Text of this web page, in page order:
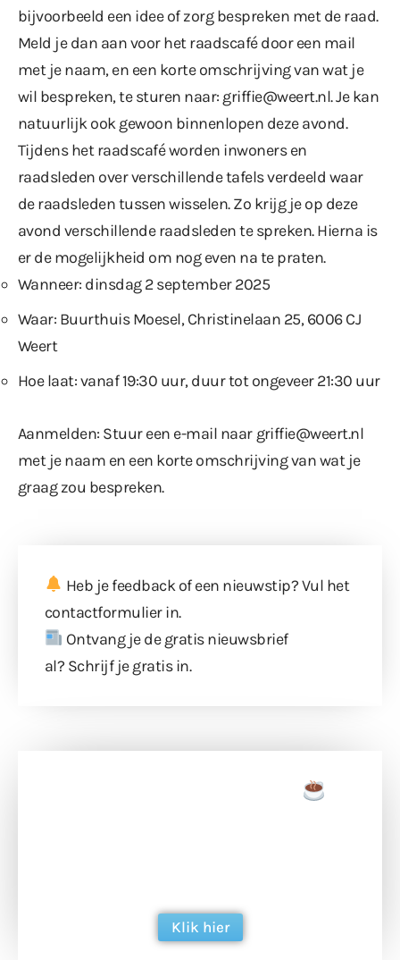
bijvoorbeeld een idee of zorg bespreken met de raad.
Meld je dan aan voor het raadscafé door een mail
met je naam, en een korte omschrijving van wat je
wil bespreken, te sturen naar: griffie@weert.nl. Je kan
natuurlijk ook gewoon binnenlopen deze avond.
Tijdens het raadscafé worden inwoners en
raadsleden over verschillende tafels verdeeld waar
de raadsleden tussen wisselen. Zo krijg je op deze
avond verschillende raadsleden te spreken. Hierna is
er de mogelijkheid om nog even na te praten.
Wanneer: dinsdag 2 september 2025
Waar: Buurthuis Moesel, Christinelaan 25, 6006 CJ
Weert
Hoe laat: vanaf 19:30 uur, duur tot ongeveer 21:30 uur
Aanmelden: Stuur een e-mail naar griffie@weert.nl
met je naam en een korte omschrijving van wat je
graag zou bespreken.
Heb je feedback of een nieuwstip? Vul het
contactformulierin.
Ontvang je de gratis nieuwsbrief
al? Schrijf je gratis in.
Klik hier